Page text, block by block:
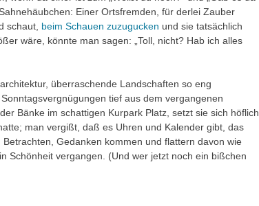
Einer Ortsfremden, für derlei Zauber
schaut, beim Schauen zuzugucken und sie tatsächlich
wäre, könnte man sagen: „Toll, nicht? Hab ich alles
überraschende Landschaften so eng
tief aus dem vergangenen
Bänke im schattigen Kurpark Platz, setzt sie sich höflich
man vergißt, daß es Uhren und Kalender gibt, das
Gedanken kommen und flattern davon wie
Schönheit vergangen. (Und wer jetzt noch ein bißchen